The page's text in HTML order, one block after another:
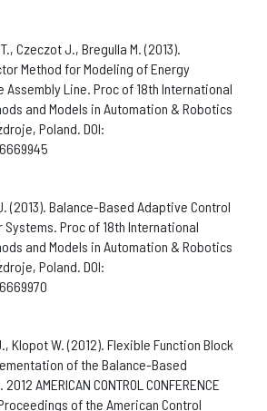
Czeczot J., Bregulla M. (2013).
Method for Modeling of Energy
Assembly Line. Proc of 18th International
and Models in Automation & Robotics
Poland. DOI:
(2013). Balance-Based Adaptive Control
Systems. Proc of 18th International
and Models in Automation & Robotics
Poland. DOI:
Klopot W. (2012). Flexible Function Block
of the Balance-Based
AMERICAN CONTROL CONFERENCE
of the American Control